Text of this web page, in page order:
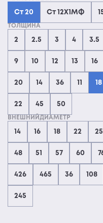
Ст 20 Ст 12Х1МФ
ТОЛЩИНА
2 2.5 3 4 3.5
9 10 12 13 16
20 14 36 11 18
22 45 50
ВНЕШНИЙДИАМЕТР
14 16 18 22 25
48 51 57 60
426 465 36 108
245